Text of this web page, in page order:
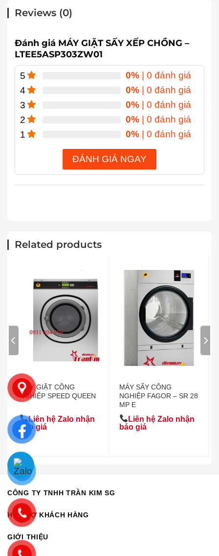
Reviews (0)
Đánh giá MÁY GIẶT SẤY XẾP CHỒNG –
LTEE5ASP303ZW01
5 0% | 0 đánh giá
4
0% | 0 đánh giá
3
0% | 0 đánh giá
2
0% | 0 đánh giá
1
0% | 0 đánh giá
ĐÁNH GIÁ NGAY
Related products
MÁY GIẶT CÔNG
NGHIỆP SPEED QUEEN
Liên hệ Zalo nhận
báo giá
MÁY SẤY CÔNG
NGHIỆP FAGOR – SR 28
MP E
Liên hệ Zalo nhận
báo giá
CÔNG TY TNHH TRẦN KIM SG
HỖ TRỢ KHÁCH HÀNG
GIỚI THIỆU